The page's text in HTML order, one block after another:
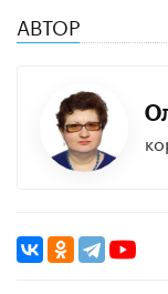
АВТОР